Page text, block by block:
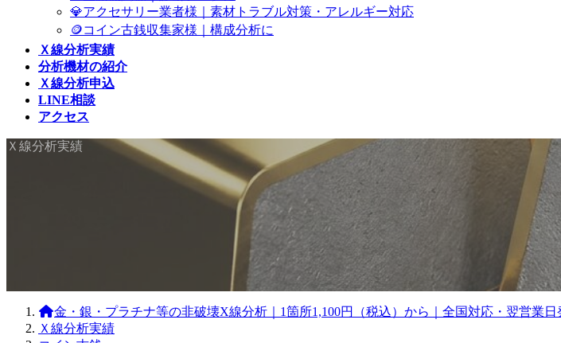
💎アクセサリー業者様｜素材トラブル対策・アレルギー対応
🪙コイン古銭収集家様｜構成分析に
Ｘ線分析実績
分析機材の紹介
Ｘ線分析申込
LINE相談
アクセス
Ｘ線分析実績
金・銀・プラチナ等の非破壊X線分析｜1箇所1,100円（税込）から｜全国対応・翌営業日
Ｘ線分析実績